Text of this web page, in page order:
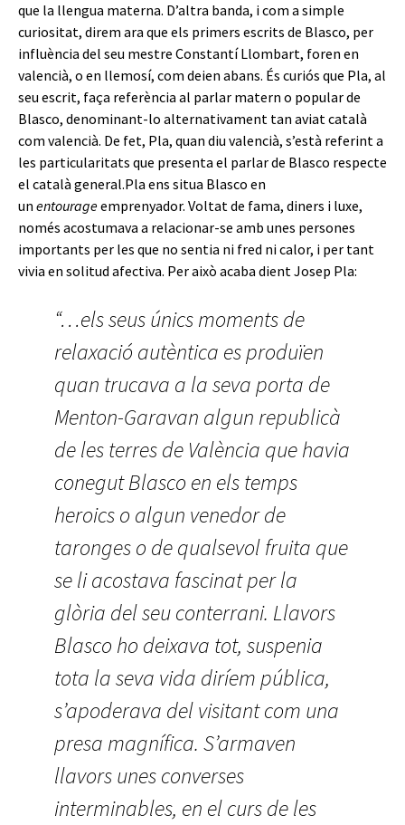
que la llengua materna. D’altra banda, i com a simple
curiositat, direm ara que els primers escrits de Blasco, per
influència del seu mestre Constantí Llombart, foren en
valencià, o en llemosí, com deien abans. És curiós que Pla, al
seu escrit, faça referència al parlar matern o popular de
Blasco, denominant-lo alternativament tan aviat català
com valencià. De fet, Pla, quan diu valencià, s’està referint a
les particularitats que presenta el parlar de Blasco respecte
el català general.Pla ens situa Blasco en
un entourageemprenyador. Voltat de fama, diners i luxe,
només acostumava a relacionar-se amb unes persones
importants per les que no sentia ni fred ni calor, i per tant
vivia en solitud afectiva. Per això acaba dient Josep Pla:
“…els seus únics moments de
relaxació autèntica es produïen
quan trucava a la seva porta de
Menton-Garavan algun republicà
de les terres de València que havia
conegut Blasco en els temps
heroics o algun venedor de
taronges o de qualsevol fruita que
se li acostava fascinat per la
glòria del seu conterrani. Llavors
Blasco ho deixava tot, suspenia
tota la seva vida diríem pública,
s’apoderava del visitant com una
presa magnífica. S’armaven
llavors unes converses
interminables, en el curs de les